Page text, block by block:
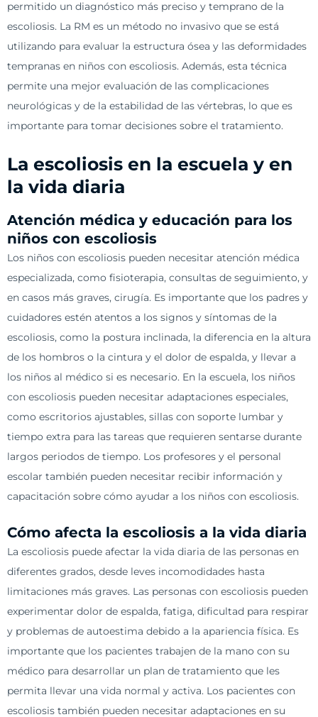
permitido un diagnóstico más preciso y temprano de la
escoliosis. La RM es un método no invasivo que se está
utilizando para evaluar la estructura ósea y las deformidades
tempranas en niños con escoliosis. Además, esta técnica
permite una mejor evaluación de las complicaciones
neurológicas y de la estabilidad de las vértebras, lo que es
importante para tomar decisiones sobre el tratamiento.
La escoliosis en la escuela y en
la vida diaria
Atención médica y educación para los
niños con escoliosis
Los niños con escoliosis pueden necesitar atención médica
especializada, como fisioterapia, consultas de seguimiento, y
en casos más graves, cirugía. Es importante que los padres y
cuidadores estén atentos a los signos y síntomas de la
escoliosis, como la postura inclinada, la diferencia en la altura
de los hombros o la cintura y el dolor de espalda, y llevar a
los niños al médico si es necesario. En la escuela, los niños
con escoliosis pueden necesitar adaptaciones especiales,
como escritorios ajustables, sillas con soporte lumbar y
tiempo extra para las tareas que requieren sentarse durante
largos periodos de tiempo. Los profesores y el personal
escolar también pueden necesitar recibir información y
capacitación sobre cómo ayudar a los niños con escoliosis.
Cómo afecta la escoliosis a la vida diaria
La escoliosis puede afectar la vida diaria de las personas en
diferentes grados, desde leves incomodidades hasta
limitaciones más graves. Las personas con escoliosis pueden
experimentar dolor de espalda, fatiga, dificultad para respirar
y problemas de autoestima debido a la apariencia física. Es
importante que los pacientes trabajen de la mano con su
médico para desarrollar un plan de tratamiento que les
permita llevar una vida normal y activa. Los pacientes con
escoliosis también pueden necesitar adaptaciones en su